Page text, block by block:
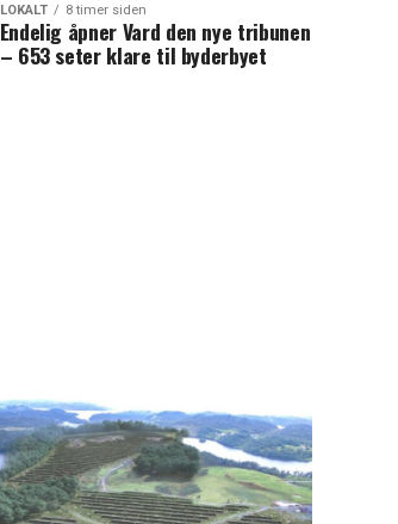
LOKALT 8 timer siden
Endelig åpner Vard den nye tribunen
– 653 seter klare til byderbyet